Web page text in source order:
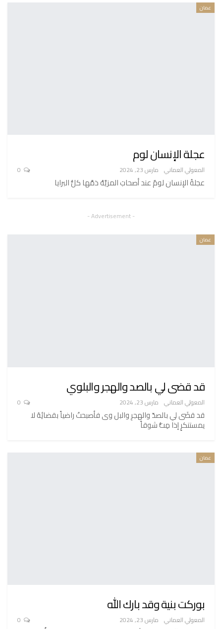
عمان
عجلة الإنسان لوم
المعولي العماني مارس 23, 2024
عجلةُ الإنسان لومٌ عند أصحابَ المزيَّهْ ذمَّها كلُّ البرايا
- Advertisement -
عمان
قد قضى لي بالصد والهجر والبلوي
المعولي العماني مارس 23, 2024
قد قضَى لي بالصدّ والهجرِ والبل وى فأصبحتُ راضياً بقضائِهُ لا
يمستنكرٍ إذا مِتُّ شوقاً
عمان
بوركت بنية وقد بارك الله
المعولي العماني مارس 23, 2024